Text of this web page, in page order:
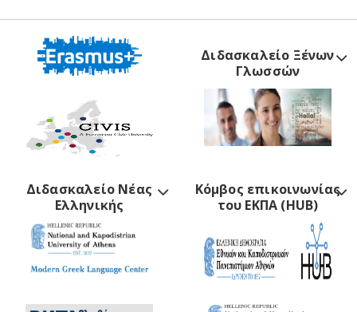
Διδασκαλείο Ξένων
Γλωσσών
Διδασκαλείο Νέας
Ελληνικής
Κόμβος επικοινωνίας
του ΕΚΠΑ (HUB)